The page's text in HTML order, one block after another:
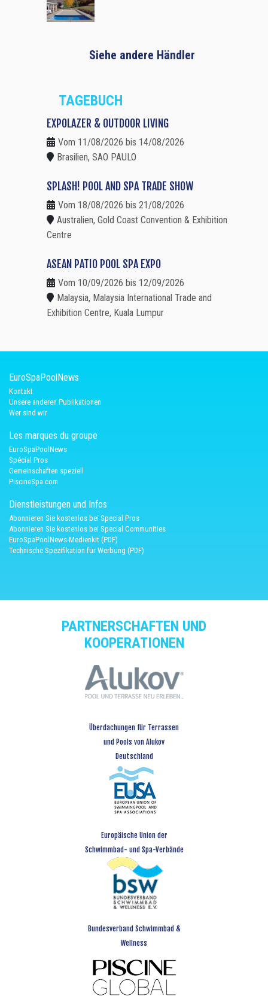
Siehe andere Händler
TAGEBUCH
EXPOLAZER & OUTDOOR LIVING
Vom 11/08/2026 bis 14/08/2026
Brasilien, SAO PAULO
SPLASH! POOL AND SPA TRADE SHOW
Vom 18/08/2026 bis 21/08/2026
Australien, Gold Coast Convention & Exhibition
Centre
ASEAN PATIO POOL SPA EXPO
Vom 10/09/2026 bis 12/09/2026
Malaysia, Malaysia International Trade and
Exhibition Centre, Kuala Lumpur
EuroSpaPoolNews
Kontakt
Unsere anderen Publikationen
Wer sind wir
Les marques du groupe
EuroSpaPoolNews
Spécial Pros
Gemeinschaften speziell
PiscineSpa.com
Dienstleistungen und Infos
Abonnieren Sie kostenlos bei Special Pros
Abonnieren Sie kostenlos bei Special Communities
EuroSpaPoolNews-Medienkit (PDF)
Technische Spezifikation für Werbung (PDF)
PARTNERSCHAFTEN UND
KOOPERATIONEN
Überdachungen für Terrassen
und Pools von Alukov
Deutschland
Europäische Union der
Schwimmbad- und Spa-Verbände
Bundesverband Schwimmbad &
Wellness